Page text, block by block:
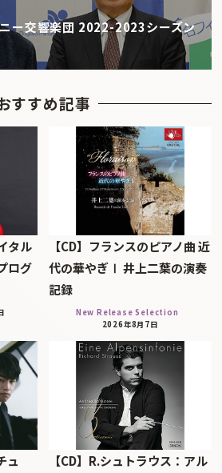
ー交響楽団 2022-2023シーズン
すすめ記事
タル
ログ
【CD】フランスのピアノ曲 近
代の華やぎⅠ 井上二葉の演奏
記録
New Release Selection
2026年8月7日
ュ 【CD】R.シュトラウス：アル